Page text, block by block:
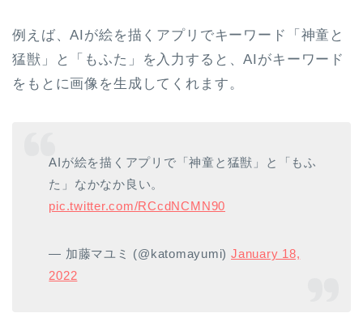
例えば、AIが絵を描くアプリでキーワード「神童と
猛獣」と「もふた」を入力すると、AIがキーワード
をもとに画像を生成してくれます。
AIが絵を描くアプリで「神童と猛獣」と「もふ
た」なかなか良い。
pic.twitter.com/RCcdNCMN90
— 加藤マユミ (@katomayumi) January 18,
2022